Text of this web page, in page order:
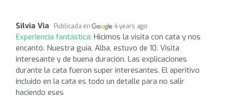
Silvia Via Publicada en 4 years ago
Experiencia fantástica: Hicimos la visita con cata y nos
encantó. Nuestra guía, Alba, estuvo de 10. Visita
interesante y de buena duración. Las explicaciones
durante la cata fueron super interesantes. El aperitivo
incluido en la cata es todo un detalle para no salir
haciendo eses